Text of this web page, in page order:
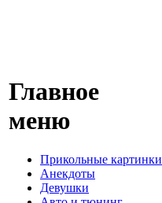
Главное
меню
Прикольные картинки
Анекдоты
Девушки